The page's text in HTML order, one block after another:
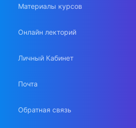
Материалы курсов
Онлайн лекторий
Личный Кабинет
Почта
Обратная связь